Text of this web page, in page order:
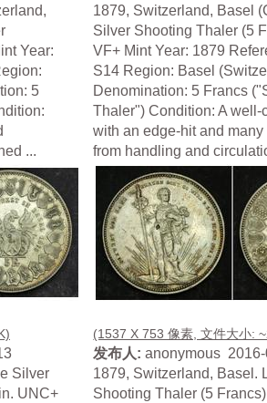
Year:
5
...
1879, Switzerland, Basel
Silver Shooting Thaler (5
VF+ Mint Year: 1879
S14 Region: Basel
Denomination: 5 Francs
Thaler") Condition: A well-
with an edge-hit and many
from handling and
Silver
UNC+
(1537 X 753 像素, 文件大小:
发布人: anonymous
1879, Switzerland, Basel.
Shooting Thaler (5